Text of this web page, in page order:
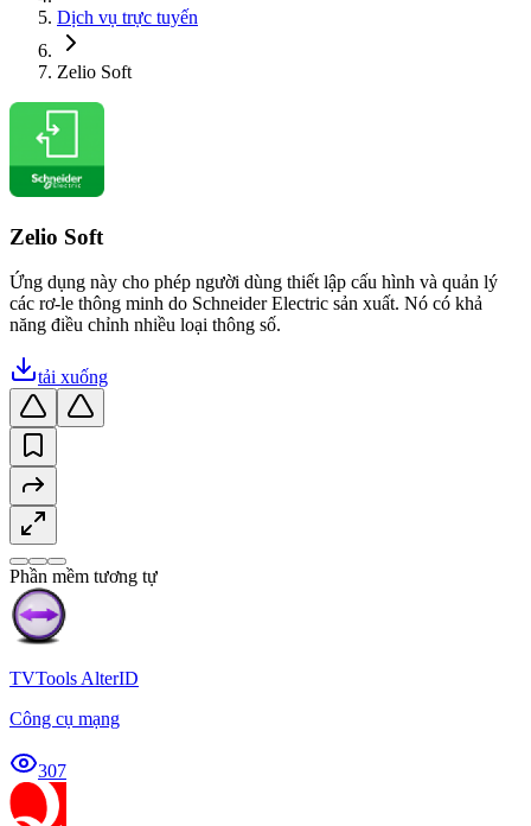
Dịch vụ trực tuyến
Zelio Soft
Zelio Soft
Ứng dụng này cho phép người dùng thiết lập cấu hình và quản lý
các rơ-le thông minh do Schneider Electric sản xuất. Nó có khả
năng điều chỉnh nhiều loại thông số.
tải xuống
Phần mềm tương tự
TVTools AlterID
Công cụ mạng
307